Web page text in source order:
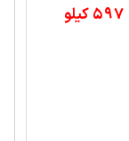
597 کیلو